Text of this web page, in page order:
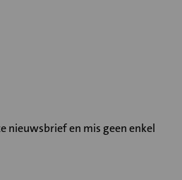
nieuwsbrief en mis geen enkel